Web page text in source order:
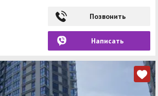
Позвонить
Написать